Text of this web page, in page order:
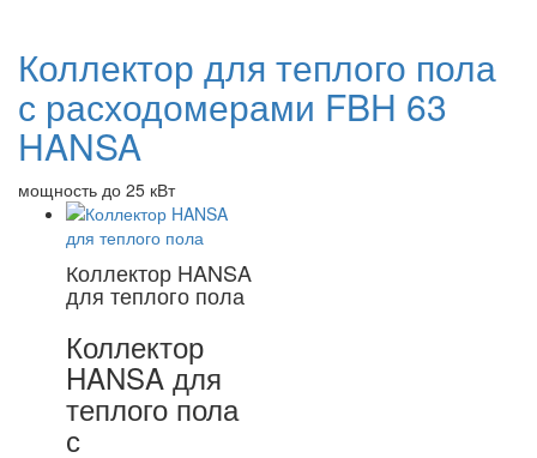
Коллектор для теплого пола
с расходомерами FBH 63
HANSA
мощность до 25 кВт
Коллектор HANSA
для теплого пола
Коллектор
HANSA для
теплого пола
с